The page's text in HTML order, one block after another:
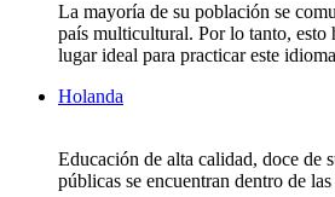
La mayoría de su población se
país multicultural. Por lo tanto, esto
lugar ideal para practicar este
Holanda
Educación de alta calidad, doce de
públicas se encuentran dentro de